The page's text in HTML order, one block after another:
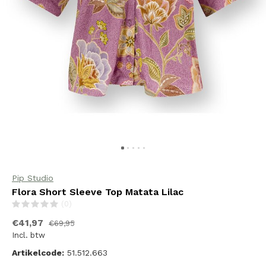
Pip Studio
Flora Short Sleeve Top Matata Lilac
(0)
€41,97
€69,95
Incl. btw
Artikelcode: 51.512.663